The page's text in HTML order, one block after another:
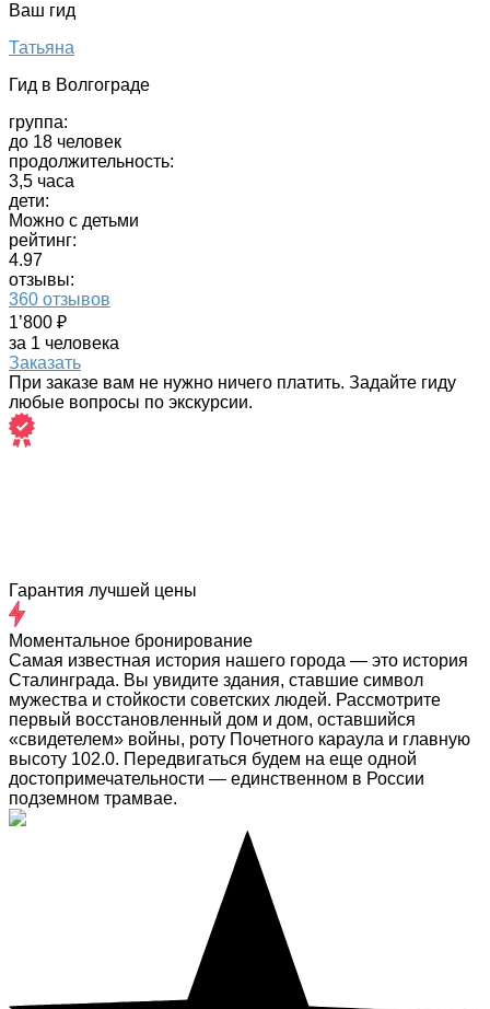
Ваш гид
Татьяна
Гид в Волгограде
группа:
до 18 человек
продолжительность:
3,5 часа
дети:
Можно с детьми
рейтинг:
4.97
отзывы:
360 отзывов
1’800 ₽
за 1 человека
Заказать
При заказе вам не нужно ничего платить. Задайте гиду
любые вопросы по экскурсии.
Гарантия лучшей цены
Моментальное бронирование
Самая известная история нашего города — это история
Сталинграда. Вы увидите здания, ставшие символ
мужества и стойкости советских людей. Рассмотрите
первый восстановленный дом и дом, оставшийся
«свидетелем» войны, роту Почетного караула и главную
высоту 102.0. Передвигаться будем на еще одной
достопримечательности — единственном в России
подземном трамвае.